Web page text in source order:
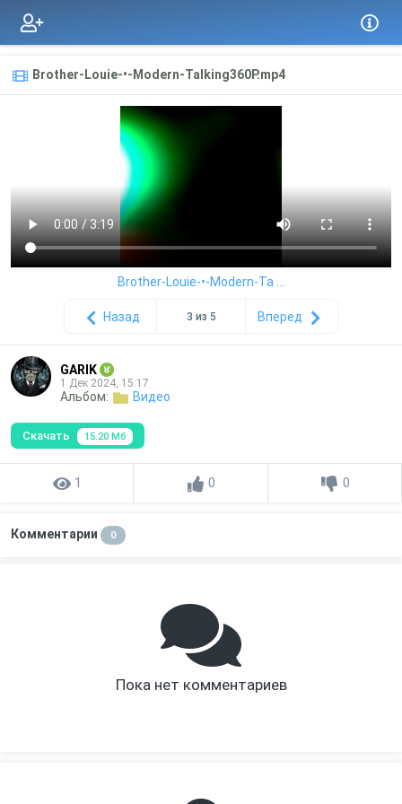
Brother-Louie-•-Modern-Talking360P.mp4
Brother-Louie-•-Modern-Ta ...
Назад 3 из 5 Вперед
GARIK
1 Дек 2024, 15:17
Альбом: Видео
Скачать 15.20 Мб
1 0 0
Комментарии 0
Пока нет комментариев